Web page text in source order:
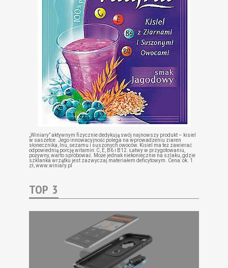
„Winiary” aktywnym fizycznie dedykują swój najnowszy produkt – kisiel
w saszetce. Jego innowacyjność polega na wprowadzeniu ziaren
słonecznika, lnu, sezamu i suszonych owoców. Kisiel ma też zawierać
odpowiednią porcję witamin: C, E, B6 i B12. Łatwy w przygotowaniu,
pożywny, warto spróbować. Może jednak niekoniecznie na szlaku, gdzie
szklanka wrzątku jest zazwyczaj materiałem deficytowym. Cena: ok. 1
zł, www.winiary.pl
TOP 3